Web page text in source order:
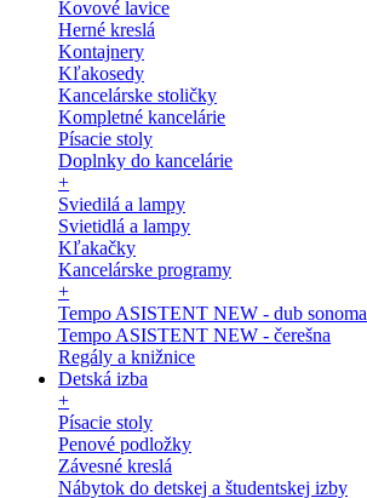
Kovové lavice
Herné kreslá
Kontajnery
Kľakosedy
Kancelárske stoličky
Kompletné kancelárie
Písacie stoly
Doplnky do kancelárie
+
Sviedilá a lampy
Svietidlá a lampy
Kľakačky
Kancelárske programy
+
Tempo ASISTENT NEW - dub sonoma
Tempo ASISTENT NEW - čerešna
Regály a knižnice
Detská izba
+
Písacie stoly
Penové podložky
Závesné kreslá
Nábytok do detskej a študentskej izby